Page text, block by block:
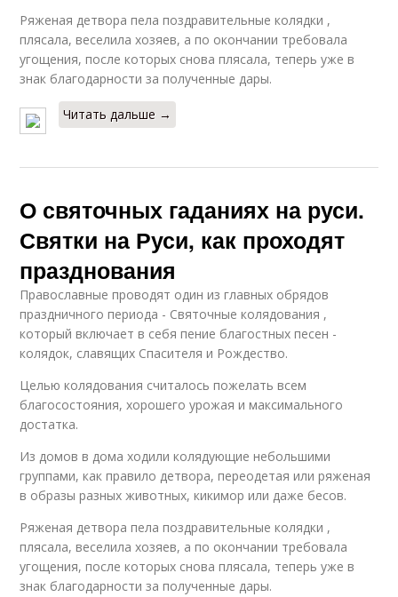
Ряженая детвора пела поздравительные колядки ,
плясала, веселила хозяев, а по окончании требовала
угощения, после которых снова плясала, теперь уже в
знак благодарности за полученные дары.
Читать дальше →
О святочных гаданиях на руси.
Святки на Руси, как проходят
празднования
Православные проводят один из главных обрядов
праздничного периода - Святочные колядования ,
который включает в себя пение благостных песен -
колядок, славящих Спасителя и Рождество.
Целью колядования считалось пожелать всем
благосостояния, хорошего урожая и максимального
достатка.
Из домов в дома ходили колядующие небольшими
группами, как правило детвора, переодетая или ряженая
в образы разных животных, кикимор или даже бесов.
Ряженая детвора пела поздравительные колядки ,
плясала, веселила хозяев, а по окончании требовала
угощения, после которых снова плясала, теперь уже в
знак благодарности за полученные дары.